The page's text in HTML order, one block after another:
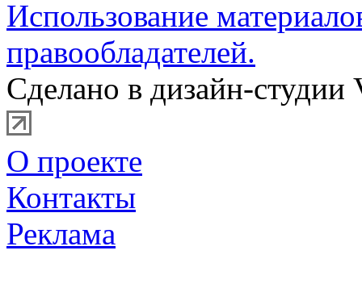
Использование
правообладателей.
Сделано в дизайн-студии
О проекте
Контакты
Реклама